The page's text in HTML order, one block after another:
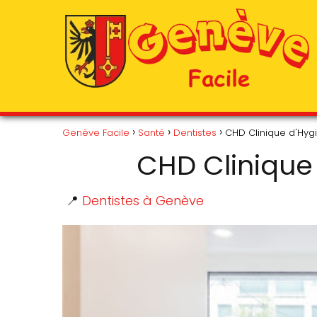
Genève Facile Santé Dentistes CHD Clinique
CHD
📍 Dentistes à Genève